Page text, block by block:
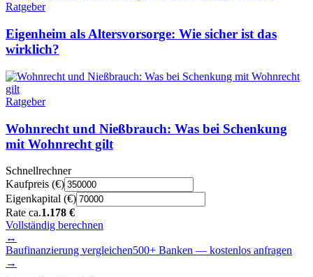
Ratgeber
Eigenheim als Altersvorsorge: Wie sicher ist das
wirklich?
Ratgeber
Wohnrecht und Nießbrauch: Was bei Schenkung
mit Wohnrecht gilt
Schnellrechner
Kaufpreis (€)
Eigenkapital (€)
Rate ca.1.178 €
Vollständig berechnen
↔
Baufinanzierung vergleichen500+ Banken — kostenlos anfragen
→